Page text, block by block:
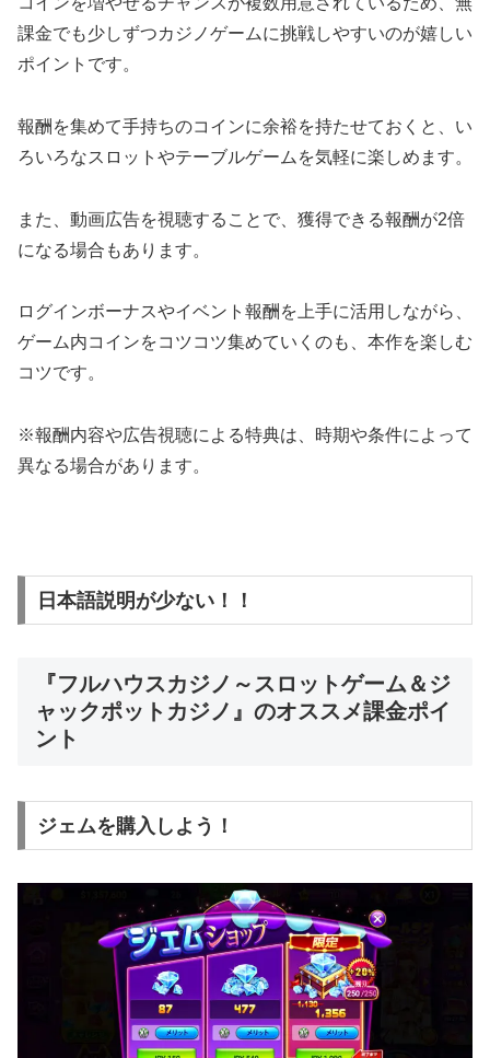
課金でも少しずつカジノゲームに挑戦しやすいのが嬉しい
ポイントです。
報酬を集めて手持ちのコインに余裕を持たせておくと、い
ろいろなスロットやテーブルゲームを気軽に楽しめます。
また、動画広告を視聴することで、獲得できる報酬が2倍
になる場合もあります。
ログインボーナスやイベント報酬を上手に活用しながら、
ゲーム内コインをコツコツ集めていくのも、本作を楽しむ
コツです。
※報酬内容や広告視聴による特典は、時期や条件によって
異なる場合があります。
日本語説明が少ない！！
『フルハウスカジノ～スロットゲーム＆ジ
ャックポットカジノ』のオススメ課金ポイ
ント
ジェムを購入しよう！